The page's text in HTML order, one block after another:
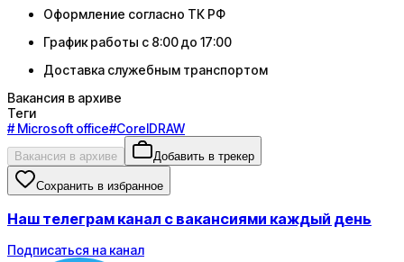
Оформление согласно ТК РФ
График работы с 8:00 до 17:00
Доставка служебным транспортом
Вакансия в архиве
Теги
#Microsoft office#CorelDRAW
Вакансия в архиве Добавить в трекер
Сохранить в избранное
Наш телеграм канал с вакансиями каждый день
Подписаться на канал